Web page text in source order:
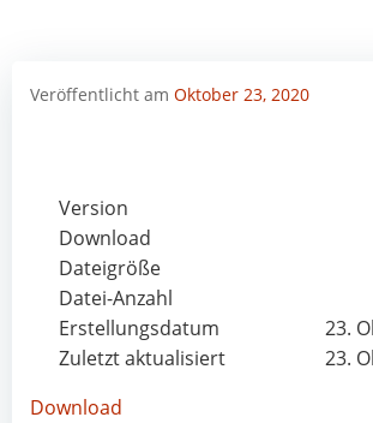
Veröffentlicht am Oktober 23, 2020
Version
Download
Dateigröße
Datei-Anzahl
Erstellungsdatum
23.
Zuletzt aktualisiert
23.
Download